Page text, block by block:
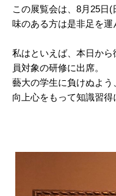
この展覧会は、8月25日
味のある方は是非足を運
私はといえば、本日か
員対象の研修に出席。
藝大の学生に負けぬよう
向上心をもって知識習得